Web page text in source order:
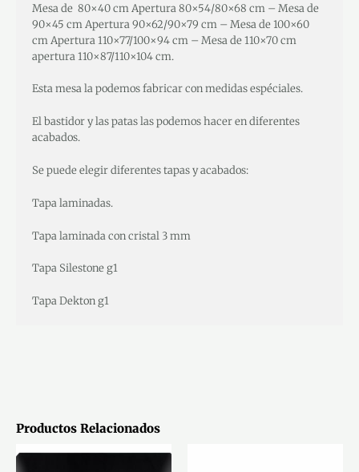
Mesa de 80×40 cm Apertura 80×54/80×68 cm – Mesa de
90×45 cm Apertura 90×62/90×79 cm – Mesa de 100×60
cm Apertura 110×77/100×94 cm – Mesa de 110×70 cm
apertura 110×87/110×104 cm.
Esta mesa la podemos fabricar con medidas espéciales.
El bastidor y las patas las podemos hacer en diferentes
acabados.
Se puede elegir diferentes tapas y acabados:
Tapa laminadas.
Tapa laminada con cristal 3 mm
Tapa Silestone g1
Tapa Dekton g1
Productos Relacionados